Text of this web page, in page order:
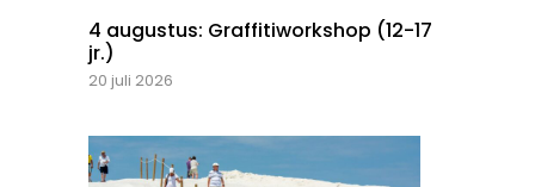
4 augustus: Graffitiworkshop (12-17
jr.)
20 juli 2026